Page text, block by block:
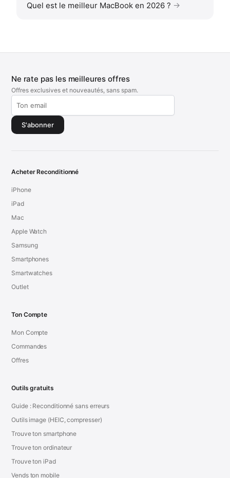
Quel est le meilleur MacBook en 2026 ?
Ne rate pas les meilleures offres
Offres exclusives et nouveautés, sans spam.
S'abonner
Acheter Reconditionné
iPhone
iPad
Mac
Apple Watch
Samsung
Smartphones
Smartwatches
Outlet
Ton Compte
Mon Compte
Commandes
Offres
Outils gratuits
Guide : Reconditionné sans erreurs
Outils image (HEIC, compresser)
Trouve ton smartphone
Trouve ton ordinateur
Trouve ton iPad
Vends ton mobile